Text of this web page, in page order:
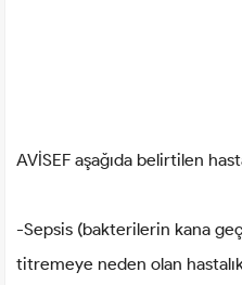
AVİSEF aşağıda belirtilen
-Sepsis (bakterilerin kana
titremeye neden olan